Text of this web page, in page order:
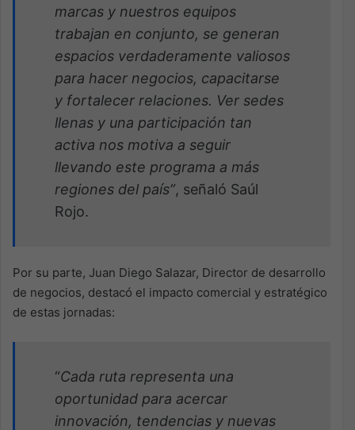
marcas y nuestros equipos
trabajan en conjunto, se generan
espacios verdaderamente valiosos
para hacer negocios, capacitarse
y fortalecer relaciones. Ver sedes
llenas y una participación tan
activa nos motiva a seguir
llevando este programa a más
regiones del país”, señaló Saúl
Rojo.
Por su parte, Juan Diego Salazar, Director de desarrollo
de negocios, destacó el impacto comercial y estratégico
de estas jornadas:
“Cada ruta representa una
oportunidad para acercar
innovación, tendencias y nuevas